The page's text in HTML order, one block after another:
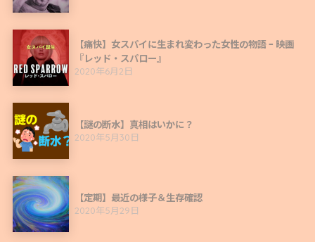
【痛快】女スパイに生まれ変わった女性の物語 ｰ 映画
『レッド・スパロー』
2020年6月2日
【謎の断水】真相はいかに？
2020年5月30日
【定期】最近の様子＆生存確認
2020年5月29日